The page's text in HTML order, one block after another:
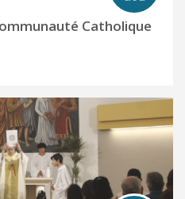
Catholique